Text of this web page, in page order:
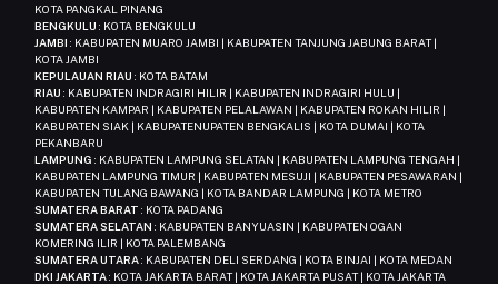
KOTA PANGKAL PINANG
BENGKULU : KOTA BENGKULU
JAMBI : KABUPATEN MUARO JAMBI | KABUPATEN TANJUNG JABUNG BARAT |
KOTA JAMBI
KEPULAUAN RIAU : KOTA BATAM
RIAU : KABUPATEN INDRAGIRI HILIR | KABUPATEN INDRAGIRI HULU |
KABUPATEN KAMPAR | KABUPATEN PELALAWAN | KABUPATEN ROKAN HILIR |
KABUPATEN SIAK | KABUPATENUPATEN BENGKALIS | KOTA DUMAI | KOTA
PEKANBARU
LAMPUNG : KABUPATEN LAMPUNG SELATAN | KABUPATEN LAMPUNG TENGAH |
KABUPATEN LAMPUNG TIMUR | KABUPATEN MESUJI | KABUPATEN PESAWARAN |
KABUPATEN TULANG BAWANG | KOTA BANDAR LAMPUNG | KOTA METRO
SUMATERA BARAT : KOTA PADANG
SUMATERA SELATAN : KABUPATEN BANYUASIN | KABUPATEN OGAN
KOMERING ILIR | KOTA PALEMBANG
SUMATERA UTARA: KABUPATEN DELI SERDANG | KOTA BINJAI | KOTA MEDAN
DKI JAKARTA: KOTA JAKARTA BARAT | KOTA JAKARTA PUSAT | KOTA JAKARTA